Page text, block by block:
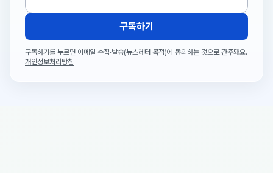
구독하기
구독하기를 누르면 이메일 수집·발송(뉴스레터 목적)에 동의하는 것으로 간주돼요.
개인정보처리방침